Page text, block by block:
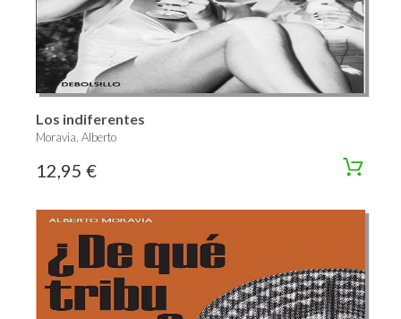
Los indiferentes
Moravia, Alberto
12,95 €